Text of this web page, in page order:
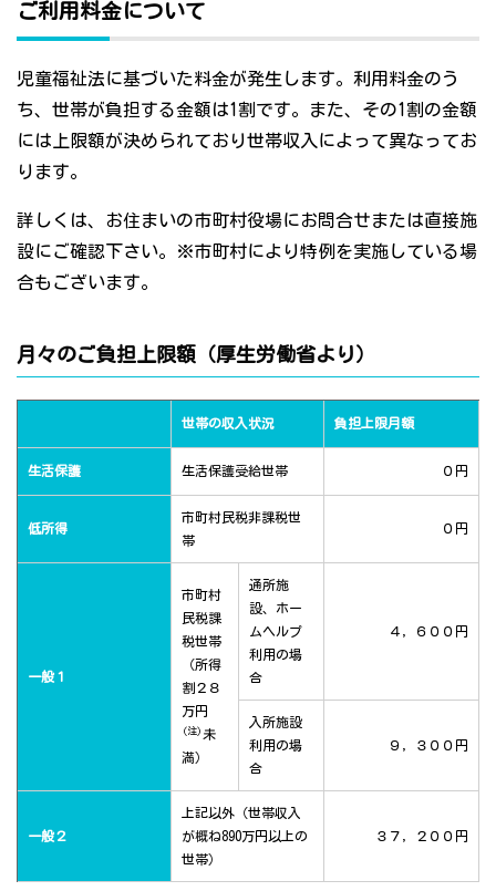
ご利用料金について
児童福祉法に基づいた料金が発生します。利用料金のう
ち、世帯が負担する金額は1割です。また、その1割の金額
には上限額が決められており世帯収入によって異なってお
ります。
詳しくは、お住まいの市町村役場にお問合せまたは直接施
設にご確認下さい。※市町村により特例を実施している場
合もございます。
月々のご負担上限額（厚生労働省より）
世帯の収入状況 負担上限月額
生活保護 生活保護受給世帯 ０円
低所得
市町村民税非課税世
帯
０円
一般１
市町村
民税課
税世帯
（所得
割２８
万円
(注) 未
満）
通所施
設、ホー
ムヘルプ
利用の場
合
４，６００円
入所施設
利用の場
合
９，３００円
一般２
上記以外（世帯収入
が概ね890万円以上の
世帯）
３７，２００円